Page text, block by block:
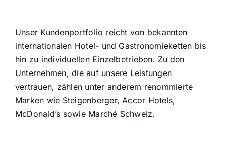
Unser Kundenportfolio reicht von bekannten
internationalen Hotel- und Gastronomieketten bis
hin zu individuellen Einzelbetrieben. Zu den
Unternehmen, die auf unsere Leistungen
vertrauen, zählen unter anderem renommierte
Marken wie Steigenberger, Accor Hotels,
McDonald’s sowie Marché Schweiz.